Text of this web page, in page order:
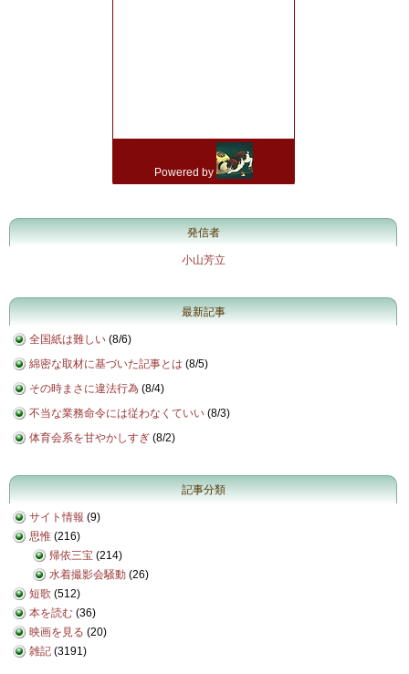
発信者
小山芳立
最新記事
全国紙は難しい (8/6)
綿密な取材に基づいた記事とは (8/5)
その時まさに違法行為 (8/4)
不当な業務命令には従わなくていい (8/3)
体育会系を甘やかしすぎ (8/2)
記事分類
サイト情報 (9)
思惟 (216)
帰依三宝 (214)
水着撮影会騒動 (26)
短歌 (512)
本を読む (36)
映画を見る (20)
雑記 (3191)